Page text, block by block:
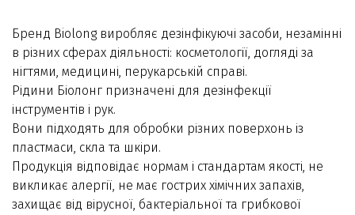
Бренд Biolong виробляє дезінфікуючі засоби, незамінні
в різних сферах діяльності: косметології, догляді за
нігтями, медицині, перукарській справі.
Рідини Біолонг призначені для дезінфекції
інструментів і рук.
Вони підходять для обробки різних поверхонь із
пластмаси, скла та шкіри.
Продукція відповідає нормам і стандартам якості, не
викликає алергії, не має гострих хімічних запахів,
захищає від вірусної, бактеріальної та грибкової